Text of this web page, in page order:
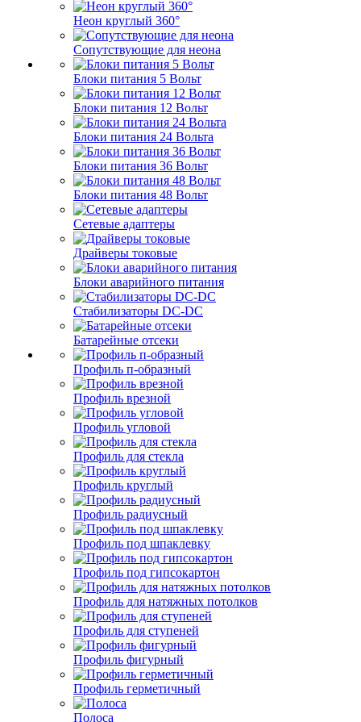
Неон круглый 360°
Сопутствующие для неона
Блоки питания 5 Вольт
Блоки питания 12 Вольт
Блоки питания 24 Вольта
Блоки питания 36 Вольт
Блоки питания 48 Вольт
Сетевые адаптеры
Драйверы токовые
Блоки аварийного питания
Стабилизаторы DC-DC
Батарейные отсеки
Профиль п-образный
Профиль врезной
Профиль угловой
Профиль для стекла
Профиль круглый
Профиль радиусный
Профиль под шпаклевку
Профиль под гипсокартон
Профиль для натяжных потолков
Профиль для ступеней
Профиль фигурный
Профиль герметичный
Полоса